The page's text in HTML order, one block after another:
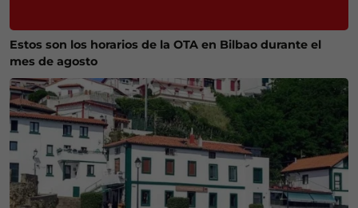
Estos son los horarios de la OTA en Bilbao durante el
mes de agosto